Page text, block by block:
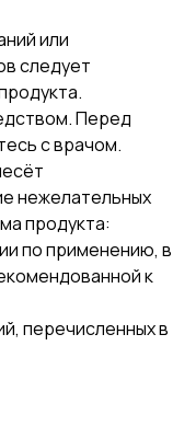
или
следует
Перед
с врачом.
нежелательных
продукта:
по применению, в
к
перечисленных в